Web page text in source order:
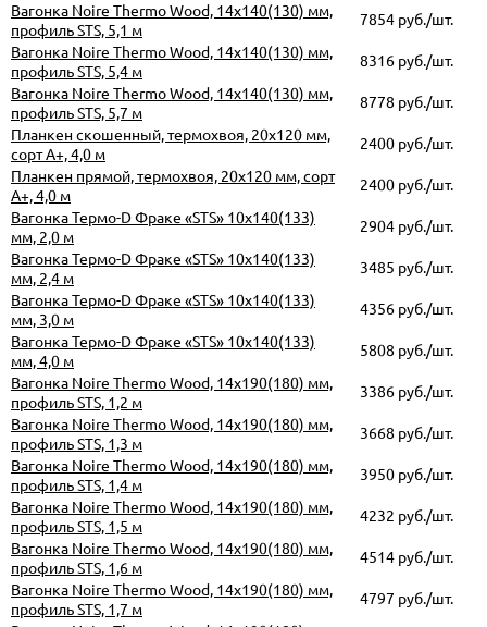
Вагонка Noire Thermo Wood, 14х140(130) мм,
профиль STS, 5,1 м
7854 руб./шт.
Вагонка Noire Thermo Wood, 14х140(130) мм,
профиль STS, 5,4 м
8316 руб./шт.
Вагонка Noire Thermo Wood, 14х140(130) мм,
профиль STS, 5,7 м
8778 руб./шт.
Планкен скошенный, термохвоя, 20х120 мм,
сорт А+, 4,0 м
2400 руб./шт.
Планкен прямой, термохвоя, 20х120 мм, сорт
А+, 4,0 м
2400 руб./шт.
Вагонка Термо-D Фраке «STS» 10х140(133)
мм, 2,0 м
2904 руб./шт.
Вагонка Термо-D Фраке «STS» 10х140(133)
мм, 2,4 м
3485 руб./шт.
Вагонка Термо-D Фраке «STS» 10х140(133)
мм, 3,0 м
4356 руб./шт.
Вагонка Термо-D Фраке «STS» 10х140(133)
мм, 4,0 м
5808 руб./шт.
Вагонка Noire Thermo Wood, 14х190(180) мм,
профиль STS, 1,2 м
3386 руб./шт.
Вагонка Noire Thermo Wood, 14х190(180) мм,
профиль STS, 1,3 м
3668 руб./шт.
Вагонка Noire Thermo Wood, 14х190(180) мм,
профиль STS, 1,4 м
3950 руб./шт.
Вагонка Noire Thermo Wood, 14х190(180) мм,
профиль STS, 1,5 м
4232 руб./шт.
Вагонка Noire Thermo Wood, 14х190(180) мм,
профиль STS, 1,6 м
4514 руб./шт.
Вагонка Noire Thermo Wood, 14х190(180) мм,
профиль STS, 1,7 м
4797 руб./шт.